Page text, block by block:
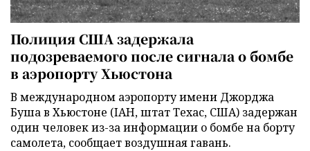
Полиция США задержала
подозреваемого после сигнала о бомбе
в аэропорту Хьюстона
В международном аэропорту имени Джорджа
Буша в Хьюстоне (IAH, штат Техас, США) задержан
один человек из-за информации о бомбе на борту
самолета, сообщает воздушная гавань.